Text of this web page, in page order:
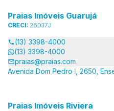
Praias Imóveis Guarujá
CRECI: 26037J
(13) 3398-4000
(13) 3398-4000
praias@praias.com
Avenida Dom Pedro I, 2650,
Praias Imóveis Riviera